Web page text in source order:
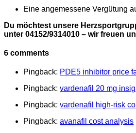
Eine angemessene Vergütung
Du möchtest unsere
unter 04152/9314010 – wir freuen
6 comments
Pingback: PDE5 inhibitor price
Pingback: vardenafil 20 mg
Pingback: vardenafil high‑risk
Pingback: avanafil cost analysis